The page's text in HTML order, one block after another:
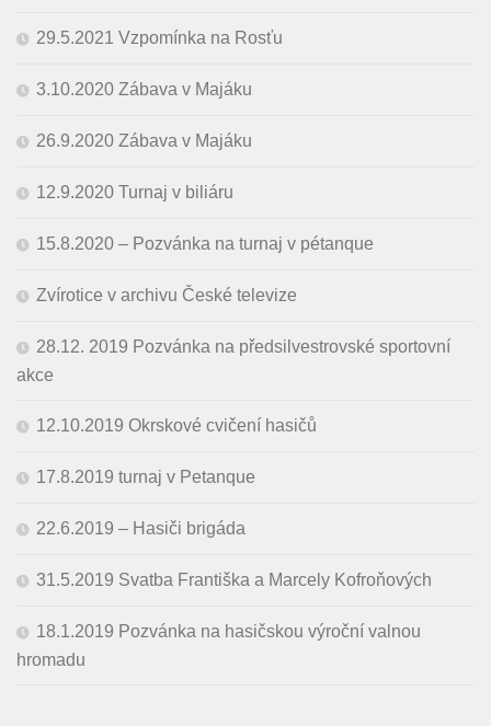
29.5.2021 Vzpomínka na Rosťu
3.10.2020 Zábava v Majáku
26.9.2020 Zábava v Majáku
12.9.2020 Turnaj v biliáru
15.8.2020 – Pozvánka na turnaj v pétanque
Zvírotice v archivu České televize
28.12. 2019 Pozvánka na předsilvestrovské sportovní
akce
12.10.2019 Okrskové cvičení hasičů
17.8.2019 turnaj v Petanque
22.6.2019 – Hasiči brigáda
31.5.2019 Svatba Františka a Marcely Kofroňových
18.1.2019 Pozvánka na hasičskou výroční valnou
hromadu